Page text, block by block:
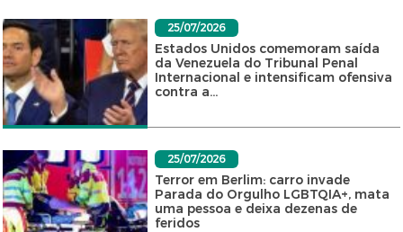
25/07/2026
Estados Unidos comemoram saída
da Venezuela do Tribunal Penal
Internacional e intensificam ofensiva
contra a...
25/07/2026
Terror em Berlim: carro invade
Parada do Orgulho LGBTQIA+, mata
uma pessoa e deixa dezenas de
feridos